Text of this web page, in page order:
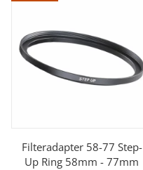
Filteradapter 58-77 Step-
Up Ring 58mm - 77mm